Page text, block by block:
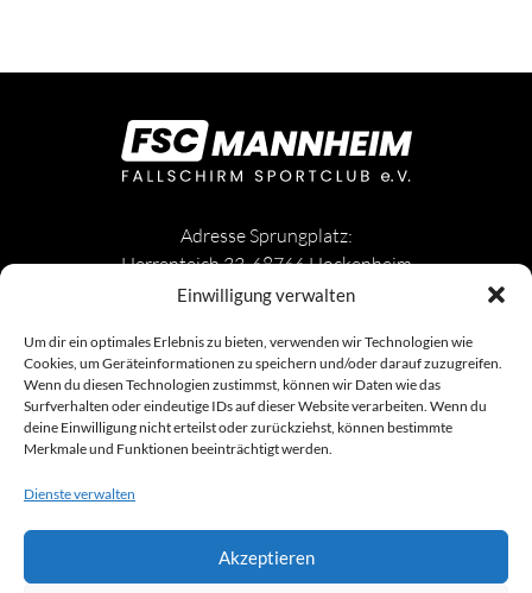
Einwilligung verwalten
Um dir ein optimales Erlebnis zu bieten, verwenden wir Technologien wie
Cookies, um Geräteinformationen zu speichern und/oder darauf zuzugreifen.
Wenn du diesen Technologien zustimmst, können wir Daten wie das
Surfverhalten oder eindeutige IDs auf dieser Website verarbeiten. Wenn du
deine Einwilligung nicht erteilst oder zurückziehst, können bestimmte
Merkmale und Funktionen beeinträchtigt werden.
Dienste verwalten
Akzeptieren
Adresse Sprungplatz:
Herrenteich 33, 68766 Hockenheim
Datenschutz Impressum
Kontakt
Cookie-Richtlinie (EU)